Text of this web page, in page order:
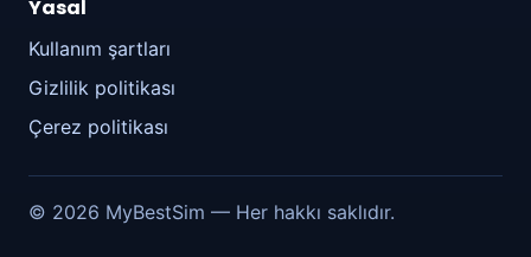
Yasal
Kullanım şartları
Gizlilik politikası
Çerez politikası
© 2026 MyBestSim — Her hakkı saklıdır.